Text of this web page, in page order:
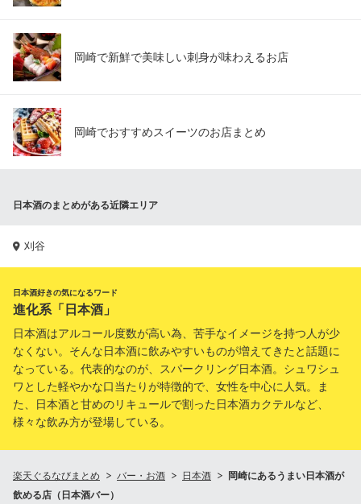
岡崎で新鮮で美味しい刺身が味わえるお店
岡崎でおすすめスイーツのお店まとめ
日本酒のまとめがある近隣エリア
刈谷
日本酒好きの気になるワード
進化系「日本酒」
日本酒はアルコール度数が高い為、苦手なイメージを持つ人が少
なくない。そんな日本酒に飲みやすいものが増えてきたと話題に
なっている。代表的なのが、スパークリング日本酒。シュワシュ
ワとした軽やかな口当たりが特徴的で、女性を中心に人気。ま
た、日本酒と甘めのリキュールで割った日本酒カクテルなど、
様々な飲み方が登場している。
楽天ぐるなびまとめ バー・お酒 日本酒
岡崎にあるうまい日本酒が
飲める店（日本酒バー）